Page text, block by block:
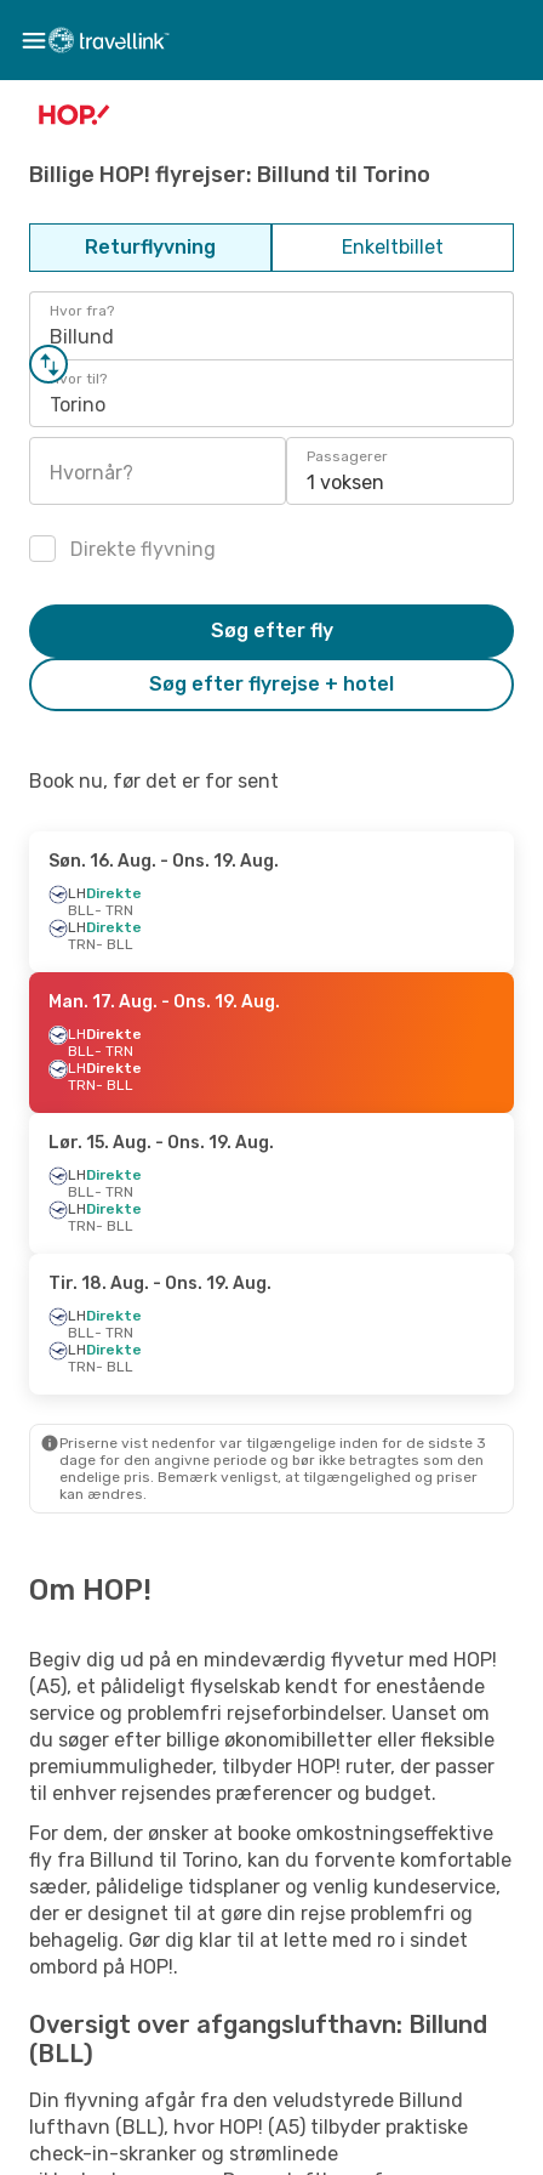
Billige HOP! flyrejser: Billund til Torino
Returflyvning Enkeltbillet
Hvor fra?
Billund
Hvor til?
Torino
Hvornår?
Passagerer
1 voksen
Direkte flyvning
Søg efter flyrejse + hotel
Søg efter fly
Book nu, før det er for sent
Søn. 16. Aug. - Ons. 19. Aug.
LHDirekte
BLL- TRN
LHDirekte
TRN- BLL
Man. 17. Aug. - Ons. 19. Aug.
LHDirekte
BLL- TRN
LHDirekte
TRN- BLL
Lør. 15. Aug. - Ons. 19. Aug.
LHDirekte
BLL- TRN
LHDirekte
TRN- BLL
Tir. 18. Aug. - Ons. 19. Aug.
LHDirekte
BLL- TRN
LHDirekte
TRN- BLL
Priserne vist nedenfor var tilgængelige inden for de sidste 3
dage for den angivne periode og bør ikke betragtes som den
endelige pris. Bemærk venligst, at tilgængelighed og priser
kan ændres.
Om HOP!
Begiv dig ud på en mindeværdig flyvetur med HOP!
(A5), et pålideligt flyselskab kendt for enestående
service og problemfri rejseforbindelser. Uanset om
du søger efter billige økonomibilletter eller fleksible
premiummuligheder, tilbyder HOP! ruter, der passer
til enhver rejsendes præferencer og budget.
For dem, der ønsker at booke omkostningseffektive
fly fra Billund til Torino, kan du forvente komfortable
sæder, pålidelige tidsplaner og venlig kundeservice,
der er designet til at gøre din rejse problemfri og
behagelig. Gør dig klar til at lette med ro i sindet
ombord på HOP!.
Oversigt over afgangslufthavn: Billund
(BLL)
Din flyvning afgår fra den veludstyrede Billund
lufthavn (BLL), hvor HOP! (A5) tilbyder praktiske
check-in-skranker og strømlinede